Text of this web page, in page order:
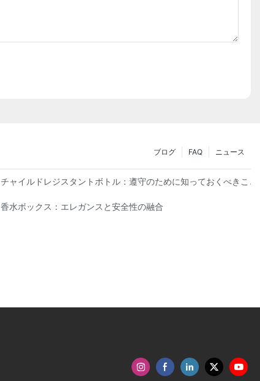
ニュース
FAQ
ブログ
チャイルドレジスタントボトル：遵守のために知っておくべきこと
香水ボックス：エレガンスと安全性の融合